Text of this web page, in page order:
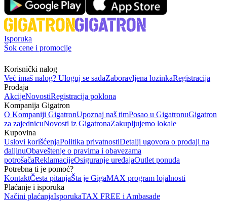
Isporuka
Šok cene i promocije
Korisnički nalog
Već imaš nalog? Uloguj se sadaZaboravljena lozinkaRegistracija
Prodaja
AkcijeNovostiRegistracija poklona
Kompanija Gigatron
O Kompaniji GigatronUpoznaj naš timPosao u GigatronuGigatron
za zajednicuNovosti iz GigatronaZakupljujemo lokale
Kupovina
Uslovi korišćenjaPolitika privatnostiDetalji ugovora o prodaji na
daljinuObaveštenje o pravima i obavezama
potrošačaReklamacijeOsiguranje uređajaOutlet ponuda
Potrebna ti je pomoć?
KontaktČesta pitanjaŠta je GigaMAX program lojalnosti
Plaćanje i isporuka
Načini plaćanjaIsporukaTAX FREE i Ambasade